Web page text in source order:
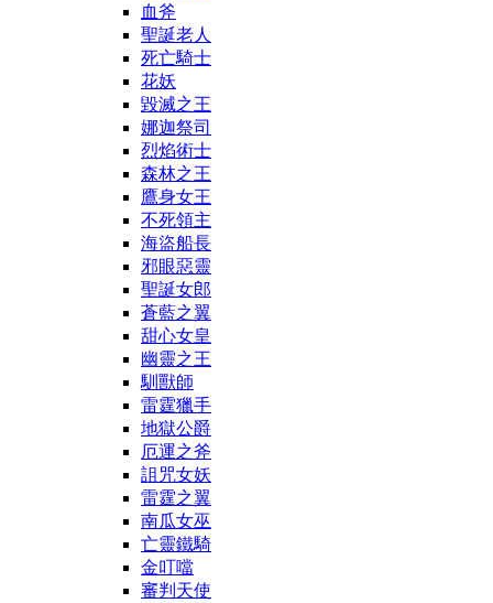
血斧
聖誕老人
死亡騎士
花妖
毀滅之王
娜迦祭司
烈焰術士
森林之王
鷹身女王
不死領主
海盜船長
邪眼惡靈
聖誕女郎
蒼藍之翼
甜心女皇
幽靈之王
馴獸師
雷霆獵手
地獄公爵
厄運之斧
詛咒女妖
雷霆之翼
南瓜女巫
亡靈鐵騎
金叮噹
審判天使